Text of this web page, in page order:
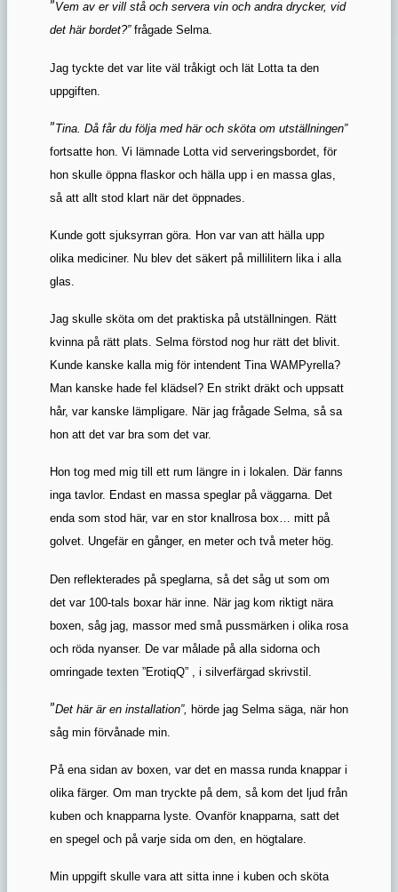
”Vem av er vill stå och servera vin och andra drycker, vid
det här bordet?” frågade Selma.
Jag tyckte det var lite väl tråkigt och lät Lotta ta den
uppgiften.
”Tina. Då får du följa med här och sköta om utställningen”
fortsatte hon. Vi lämnade Lotta vid serveringsbordet, för
hon skulle öppna flaskor och hälla upp i en massa glas,
så att allt stod klart när det öppnades.
Kunde gott sjuksyrran göra. Hon var van att hälla upp
olika mediciner. Nu blev det säkert på millilitern lika i alla
glas.
Jag skulle sköta om det praktiska på utställningen. Rätt
kvinna på rätt plats. Selma förstod nog hur rätt det blivit.
Kunde kanske kalla mig för intendent Tina WAMPyrella?
Man kanske hade fel klädsel? En strikt dräkt och uppsatt
hår, var kanske lämpligare. När jag frågade Selma, så sa
hon att det var bra som det var.
Hon tog med mig till ett rum längre in i lokalen. Där fanns
inga tavlor. Endast en massa speglar på väggarna. Det
enda som stod här, var en stor knallrosa box… mitt på
golvet. Ungefär en gånger, en meter och två meter hög.
Den reflekterades på speglarna, så det såg ut som om
det var 100-tals boxar här inne. När jag kom riktigt nära
boxen, såg jag, massor med små pussmärken i olika rosa
och röda nyanser. De var målade på alla sidorna och
omringade texten ”ErotiqQ” , i silverfärgad skrivstil.
”Det här är en installation”, hörde jag Selma säga, när hon
såg min förvånade min.
På ena sidan av boxen, var det en massa runda knappar i
olika färger. Om man tryckte på dem, så kom det ljud från
kuben och knapparna lyste. Ovanför knapparna, satt det
en spegel och på varje sida om den, en högtalare.
Min uppgift skulle vara att sitta inne i kuben och sköta